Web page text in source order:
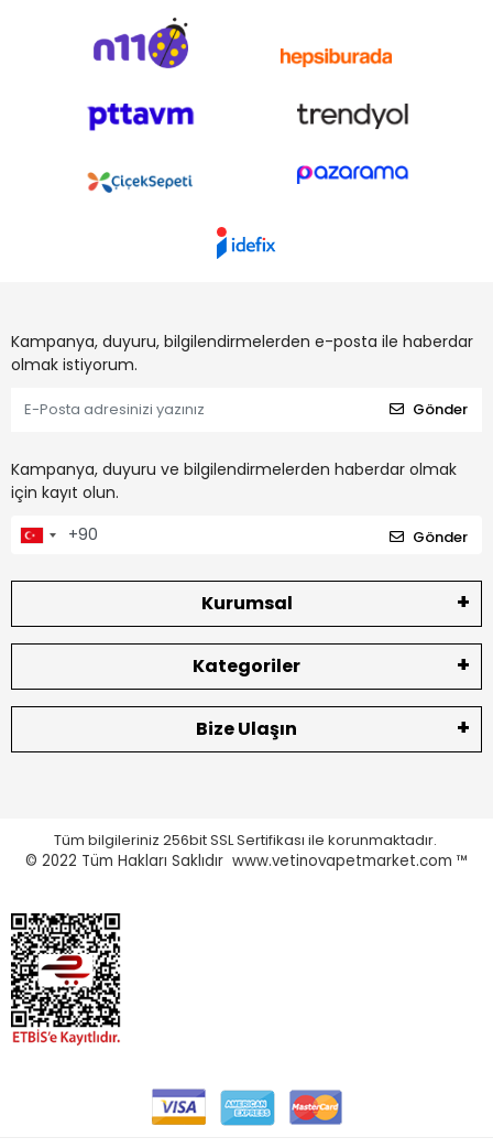
Kampanya, duyuru, bilgilendirmelerden e-posta ile haberdar
olmak istiyorum.
Gönder
Kampanya, duyuru ve bilgilendirmelerden haberdar olmak
için kayıt olun.
Gönder
Kurumsal
Kategoriler
Bize Ulaşın
Tüm bilgileriniz 256bit SSL Sertifikası ile korunmaktadır.
© 2022 Tüm Hakları Saklıdır www.vetinovapetmarket.com ™